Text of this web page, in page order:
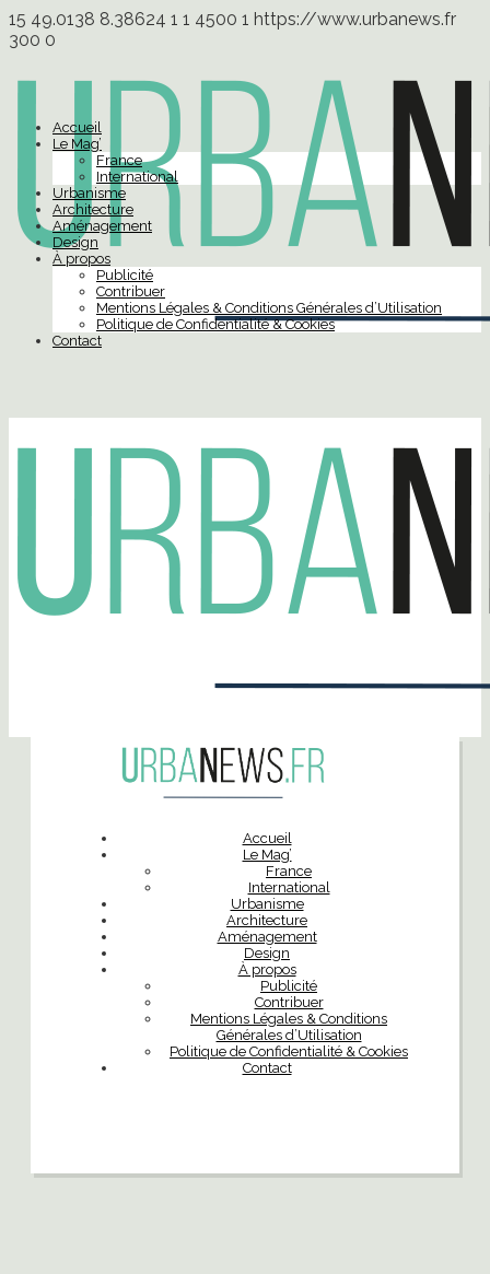
15 49.0138 8.38624 1 1 4500 1 https://www.urbanews.fr
300 0
Accueil
Le Mag’
France
International
Urbanisme
Architecture
Aménagement
Design
À propos
Publicité
Contribuer
Mentions Légales & Conditions Générales d’Utilisation
Politique de Confidentialité & Cookies
Contact
Accueil
Le Mag’
France
International
Urbanisme
Architecture
Aménagement
Design
À propos
Publicité
Contribuer
Mentions Légales & Conditions
Générales d’Utilisation
Politique de Confidentialité & Cookies
Contact